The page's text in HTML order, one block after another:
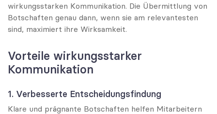
wirkungsstarken Kommunikation. Die Übermittlung von
Botschaften genau dann, wenn sie am relevantesten
sind, maximiert ihre Wirksamkeit.
Vorteile wirkungsstarker
Kommunikation
1. Verbesserte Entscheidungsfindung
Klare und prägnante Botschaften helfen Mitarbeitern